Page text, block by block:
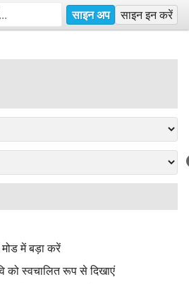
साइन अप साइन इन करें
में बड़ा करें
को स्वचालित रूप से दिखाएं